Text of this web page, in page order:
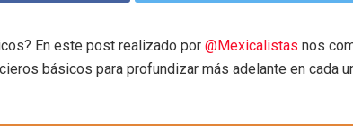
En este post realizado por @Mexicalistas nos
básicos para profundizar más adelante en cada